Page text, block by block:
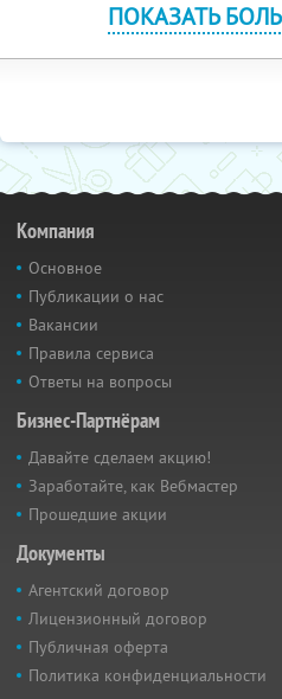
ПОКАЗАТЬ
Компания
Основное
Публикации о нас
Вакансии
Правила сервиса
Ответы на вопросы
Бизнес-Партнёрам
Давайте сделаем акцию!
Заработайте, как Вебмастер
Прошедшие акции
Документы
Агентский договор
Лицензионный договор
Публичная оферта
Политика конфиденциальности